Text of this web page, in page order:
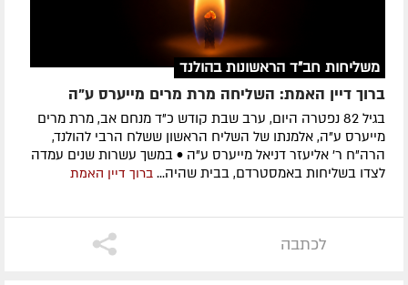
משליחות חב"ד הראשונות בהולנד
ברוך דיין האמת: השליחה מרת מרים מייערס ע"ה
בגיל 82 נפטרה היום, ערב שבת קודש כ"ד מנחם אב, מרת מרים
מייערס ע"ה, אלמנתו של השליח הראשון ששלח הרבי להולנד,
הרה"ח ר' אליעזר דניאל מייערס ע"ה • במשך עשרות שנים עמדה
לצדו בשליחות באמסטרדם, בבית שהיה... ברוך דיין האמת
לכתבה